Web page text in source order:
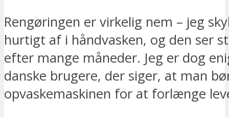
Rengøringen er virkelig nem – jeg
hurtigt af i håndvasken, og den ser
efter mange måneder. Jeg er dog
danske brugere, der siger, at man
opvaskemaskinen for at forlænge